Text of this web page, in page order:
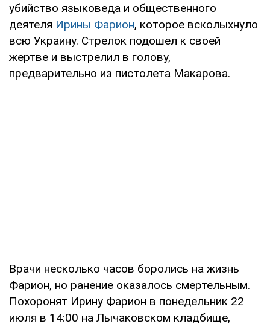
убийство языковеда и общественного
деятеля Ирины Фарион, которое всколыхнуло
всю Украину. Стрелок подошел к своей
жертве и выстрелил в голову,
предварительно из пистолета Макарова.
Врачи несколько часов боролись на жизнь
Фарион, но ранение оказалось смертельным.
Похоронят Ирину Фарион в понедельник 22
июля в 14:00 на Лычаковском кладбище,